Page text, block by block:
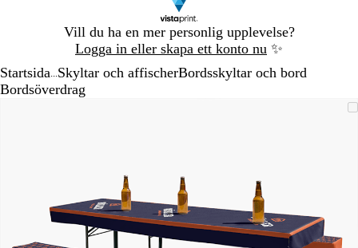
Vill du ha en mer personlig upplevelse?
Logga in eller skapa ett konto nu ✨
1
Startsida Skyltar och affischerBordsskyltar och bord
Bordsöverdrag
för
att
zooma
in
och